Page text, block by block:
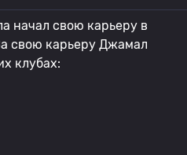
начал свою карьеру в
свою карьеру Джамал
клубах: